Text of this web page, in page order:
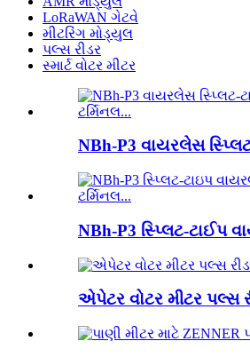
LoRaWAN ગેટવે
મીટરિંગ મોડ્યુલ
પલ્સ રીડર
સ્માર્ટ વોટર મીટર
NBh-P3 વાયરલેસ
NBh-P3 સ્પ્લિટ-ટાઈપ
એપેટર વોટર મીટર પલ્સ